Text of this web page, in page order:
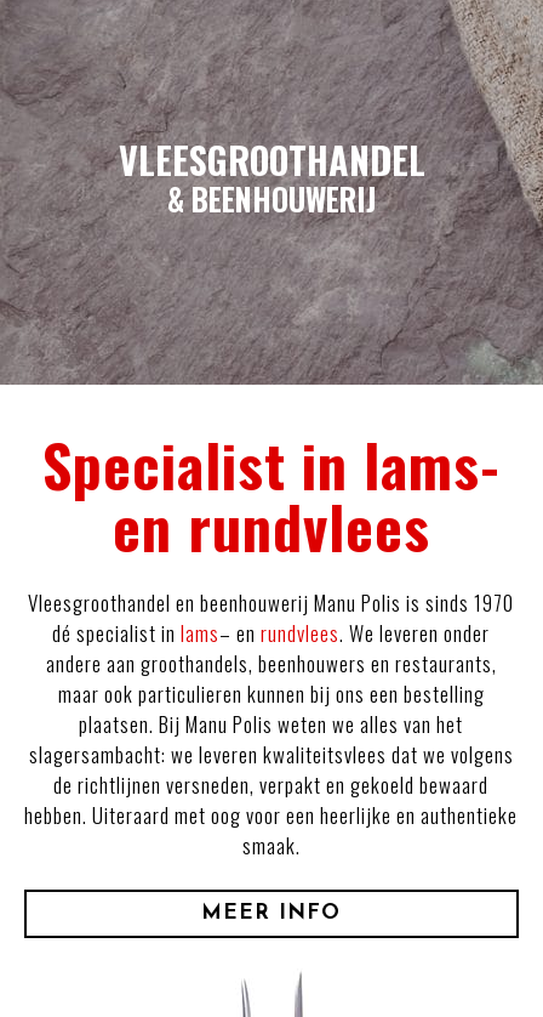
VLEESGROOTHANDEL
& BEENHOUWERIJ
Specialist in lams-
en rundvlees
Vleesgroothandel en beenhouwerij Manu Polis is sinds 1970
dé specialist inlams– enrundvlees. We leveren onder
andere aan groothandels, beenhouwers en restaurants,
maar ook particulieren kunnen bij ons een bestelling
plaatsen. Bij Manu Polis weten we alles van het
slagersambacht: we leveren kwaliteitsvlees dat we volgens
de richtlijnen versneden, verpakt en gekoeld bewaard
hebben. Uiteraard met oog voor een heerlijke en authentieke
smaak.
MEER INFO